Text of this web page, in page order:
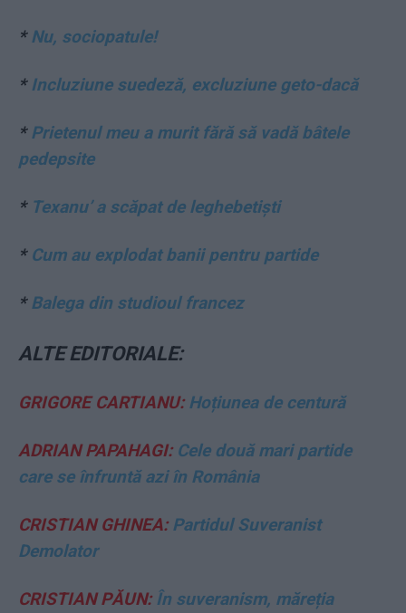
*Nu, sociopatule!
* Incluziune suedeză, excluziune geto-dacă
*Prietenul meu a murit fără să vadă bâtele
pedepsite
* Texanu’ a scăpat de leghebetiști
* Cum au explodat banii pentru partide
*Balega din studioul francez
ALTE EDITORIALE:
GRIGORE CARTIANU:Hoțiunea de centură
ADRIAN PAPAHAGI:Cele două mari partide
care se înfruntă azi în România
CRISTIAN GHINEA:Partidul Suveranist
Demolator
CRISTIAN PĂUN:În suveranism, măreția